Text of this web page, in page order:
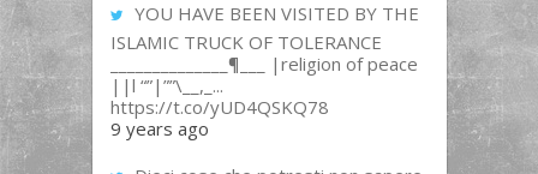
YOU HAVE BEEN VISITED BY THE
ISLAMIC TRUCK OF TOLERANCE
______________¶___ |religion of peace
||l “”|””\__,_...
https://t.co/yUD4QSKQ78
9 years ago